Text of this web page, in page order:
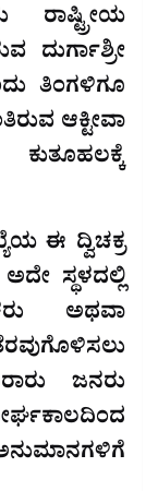
ರಾಷ್ಟ್ರೀಯ
ದುರ್ಗಾಶ್ರೀ
ತಿಂಗಳಿಗೂ
ಆಕ್ಟೀವಾ
ಈ ದ್ವಿಚಕ್ರ
ಸ್ಥಳದಲ್ಲಿ
ಅಥವಾ
ಜನರು